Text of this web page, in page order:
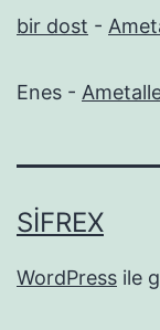
bir dost -
Enes -
SIFREX
WordPress ile